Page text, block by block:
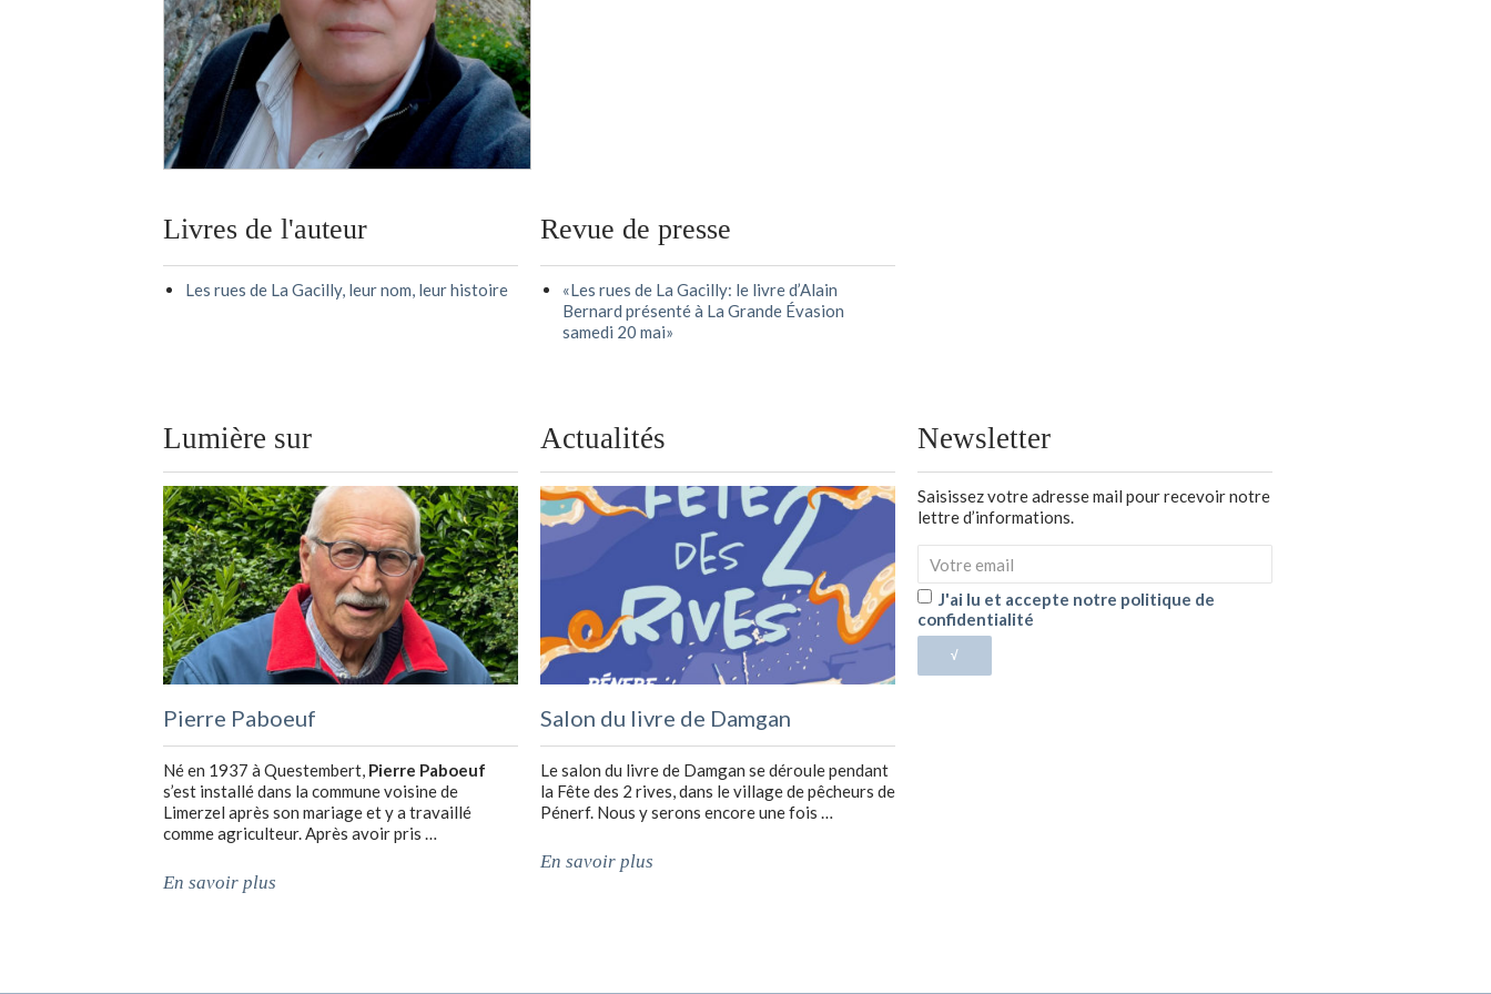
Livres de l'auteur
Les rues de La Gacilly, leur nom, leur histoire
Revue de presse
«Les rues de La Gacilly: le livre d’Alain
Bernard présenté à La Grande Évasion
samedi 20 mai»
Lumière sur
Pierre Paboeuf
Né en 1937 à Questembert, Pierre Paboeuf
s’est installé dans la commune voisine de
Limerzel après son mariage et y a travaillé
comme agriculteur. Après avoir pris …
En savoir plus
Actualités
Salon du livre de Damgan
Le salon du livre de Damgan se déroule pendant
la Fête des 2 rives, dans le village de pêcheurs de
Pénerf. Nous y serons encore une fois …
En savoir plus
Newsletter
Saisissez votre adresse mail pour recevoir notre
lettre d’informations.
J'ai lu et accepte notre politique de
confidentialité
√